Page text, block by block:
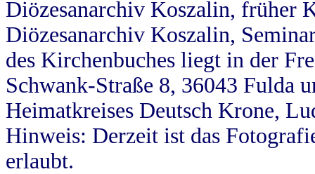
Diözesanarchiv Koszalin, früher
Diözesanarchiv Koszalin,
des Kirchenbuches liegt in der
Schwank-Straße 8, 36043 Fulda
Heimatkreises Deutsch Krone,
Hinweis: Derzeit ist das
erlaubt.